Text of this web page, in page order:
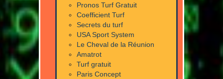
Pronos Turf Gratuit
Coefficient Turf
Secrets du turf
USA Sport System
Le Cheval de la Réunion
Amatrot
Turf gratuit
Paris Concept